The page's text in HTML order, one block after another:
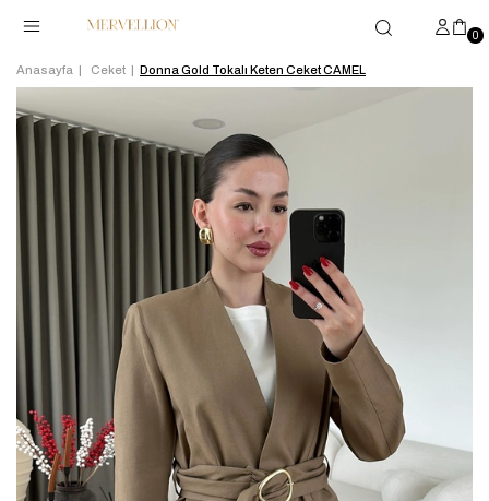
0
Anasayfa Ceket Donna Gold Tokalı Keten Ceket CAMEL